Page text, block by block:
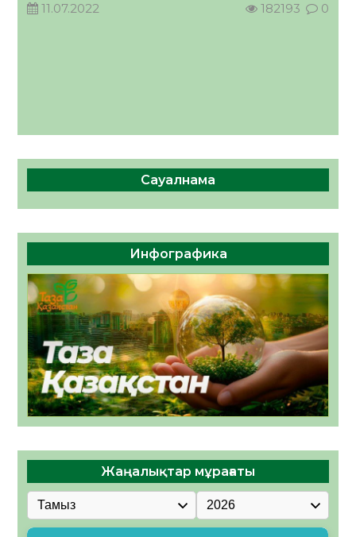
11.07.2022
182193 0
Сауалнама
Инфографика
Жаңалықтар мұрағаты